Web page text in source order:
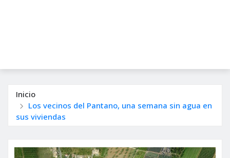
Inicio
Los vecinos del Pantano, una semana sin agua en
sus viviendas